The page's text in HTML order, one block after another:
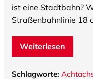
ist eine Stadtbahn?
Straßenbahnlinie 18
Weiterlesen
Schlagworte: